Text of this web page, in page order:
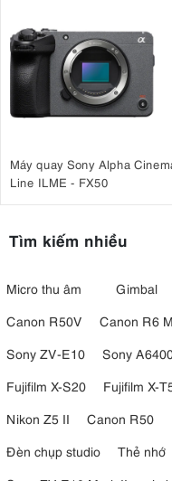
Máy quay Sony Alpha
Line ILME - FX50
Tìm kiếm nhiều
Micro thu âm Gimbal
Canon R50V
Canon R6
Sony ZV-E10
Sony
Fujifilm X-S20
Fujifilm X-
Nikon Z5 II
Canon R50
Đèn chụp studio
Thẻ nhớ